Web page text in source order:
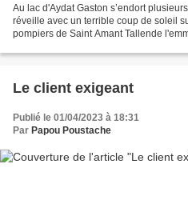
Au lac d'Aydat Gaston s’endort
réveille avec un terrible coup de soleil
pompiers de Saint Amant Tallende
Le client exigeant
Publié le 01/04/2023 à 18:31
Par Papou Poustache